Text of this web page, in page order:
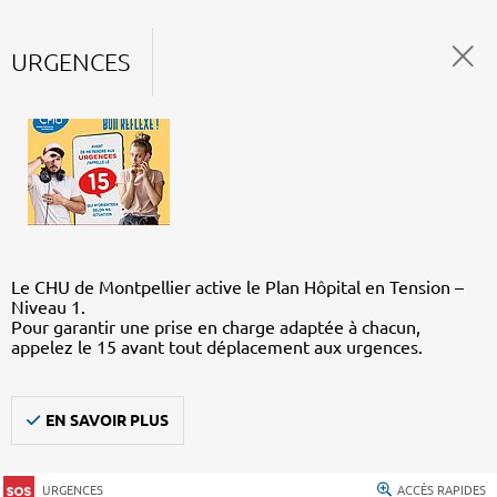
URGENCES
Le CHU de Montpellier active le Plan Hôpital en Tension –
Niveau 1.
Pour garantir une prise en charge adaptée à chacun,
appelez le 15 avant tout déplacement aux urgences.
EN SAVOIR PLUS
URGENCES ACCÈS RAPIDES